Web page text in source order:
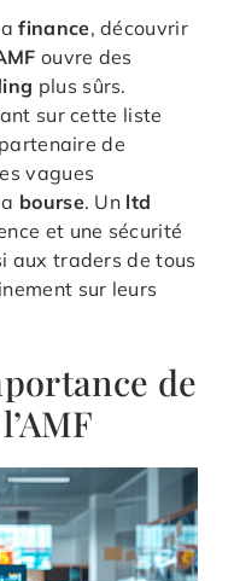
finance, découvrir
ouvre des
plus sûrs.
sur cette liste
de
vagues
bourse. Un ltd
et une sécurité
aux traders de tous
sur leurs
de